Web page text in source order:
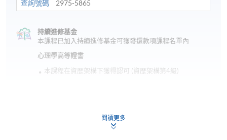
查詢號碼
2975-5865
持續進修基金
本課程已加入持續進修基金可獲發還款項課程名單內
心理學高等證書
本課程在資歴架構下獲得認可 (資歴架構第4級)
閱讀更多